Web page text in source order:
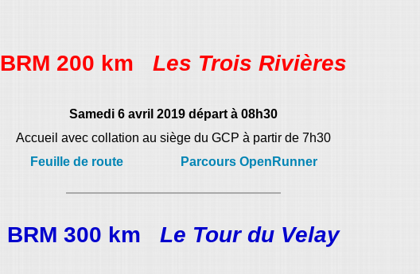
BRM 200 km Les Trois Rivières
Samedi 6 avril 2019 départ à 08h30
Accueil avec collation au siège du GCP à partir de 7h30
Feuille de route
Parcours OpenRunner
BRM 300 km Le Tour du Velay